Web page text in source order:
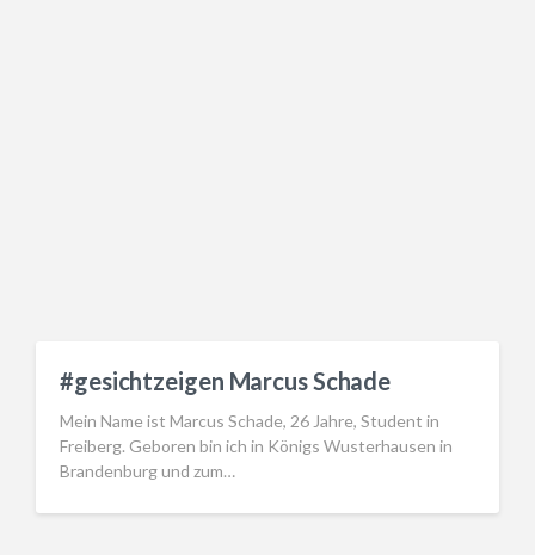
#gesichtzeigen Marcus Schade
Mein Name ist Marcus Schade, 26 Jahre, Student in
Freiberg. Geboren bin ich in Königs Wusterhausen in
Brandenburg und zum…